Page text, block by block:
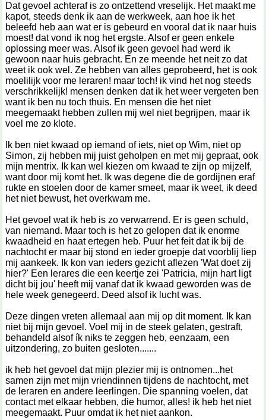
Dat gevoel achteraf is zo ontzettend vreselijk. Het maakt me
kapot, steeds denk ik aan de werkweek, aan hoe ik het
beleefd heb aan wat er is gebeurd en vooral dat ik naar huis
moest! dat vond ik nog het ergste. Alsof er geen enkele
oplossing meer was. Alsof ik geen gevoel had werd ik
gewoon naar huis gebracht. En ze meende het neit zo dat
weet ik ook wel. Ze hebben van alles geprobeerd, het is ook
moelilijk voor me leraren! maar toch! ik vind het nog steeds
verschrikkelijk! mensen denken dat ik het weer vergeten ben
want ik ben nu toch thuis. En mensen die het niet
meegemaakt hebben zullen mij wel niet begrijpen, maar ik
voel me zo klote.
Ik ben niet kwaad op iemand of iets, niet op Wim, niet op
Simon, zij hebben mij juist geholpen en met mij gepraat, ook
mijn mentrix. Ik kan wel kiezen om kwaad te zijn op mijzelf,
want door mij komt het. Ik was degene die de gordijnen eraf
rukte en stoelen door de kamer smeet, maar ik weet, ik deed
het niet bewust, het overkwam me.
Het gevoel wat ik heb is zo verwarrend. Er is geen schuld,
van niemand. Maar toch is het zo gelopen dat ik enorme
kwaadheid en haat ertegen heb. Puur het feit dat ik bij de
nachtocht er maar bij stond en ieder groepje dat voorblij liep
mij aankeek. Ik kon van ieders gezicht aflezen 'Wat doet zij
hier?' Een lerares die een keertje zei 'Patricia, mijn hart ligt
dicht bij jou' heeft mij vanaf dat ik kwaad geworden was de
hele week genegeerd. Deed alsof ik lucht was.
Deze dingen vreten allemaal aan mij op dit moment. Ik kan
niet bij mijn gevoel. Voel mij in de steek gelaten, gestraft,
behandeld alsof ík niks te zeggen heb, eenzaam, een
uitzondering, zo buiten gesloten.......
ik heb het gevoel dat mijn plezier mij is ontnomen...het
samen zijn met mijn vriendinnen tijdens de nachtocht, met
de leraren en andere leerlingen. Die spanning voelen, dat
contact met elkaar hebben, die humor, alles! ik heb het niet
meegemaakt. Puur omdat ik het niet aankon.